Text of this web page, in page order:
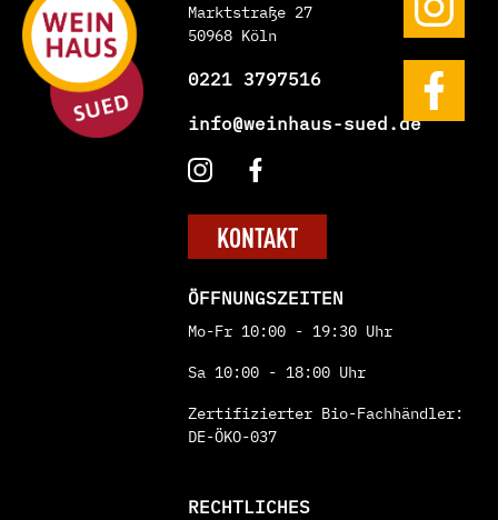
Marktstraße 27
50968 Köln
0221 3797516
info@weinhaus-sued.de
KONTAKT
ÖFFNUNGSZEITEN
Mo-Fr 10:00 - 19:30 Uhr
Sa 10:00 - 18:00 Uhr
Zertifizierter Bio-Fachhändler:
DE-ÖKO-037
RECHTLICHES